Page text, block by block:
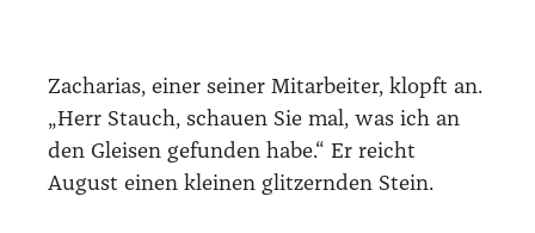
Zacha­ri­as, einer sei­ner Mit­ar­bei­ter, klopft an.
„Herr Stauch, schau­en Sie mal, was ich an
den Glei­sen gefun­den habe.“ Er reicht
August einen klei­nen glit­zern­den Stein.